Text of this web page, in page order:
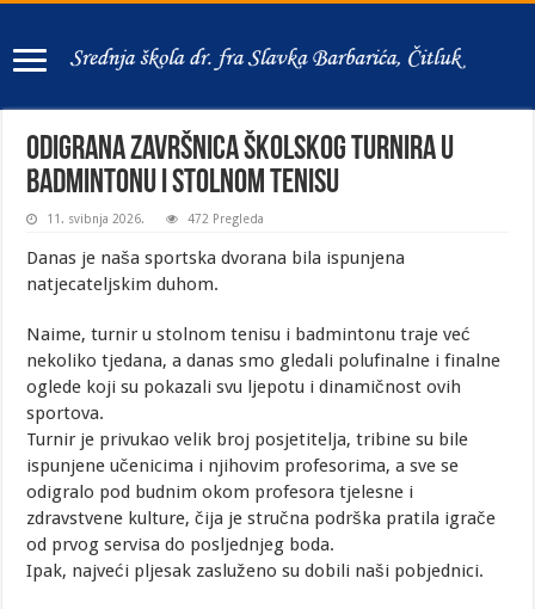
Odigrana završnica školskog turnira u
badmintonu i stolnom tenisu
11. svibnja 2026. 472 Pregleda
Danas je naša sportska dvorana bila ispunjena
natjecateljskim duhom.
Naime, turnir u stolnom tenisu i badmintonu traje već
nekoliko tjedana, a danas smo gledali polufinalne i finalne
oglede koji su pokazali svu ljepotu i dinamičnost ovih
sportova.
Turnir je privukao velik broj posjetitelja, tribine su bile
ispunjene učenicima i njihovim profesorima, a sve se
odigralo pod budnim okom profesora tjelesne i
zdravstvene kulture, čija je stručna podrška pratila igrače
od prvog servisa do posljednjeg boda.
Ipak, najveći pljesak zasluženo su dobili naši pobjednici.